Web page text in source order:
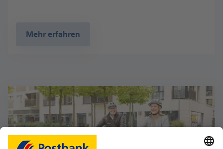
Mehr erfahren